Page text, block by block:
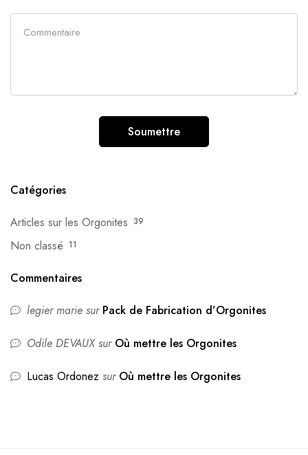
Catégories
Articles sur les Orgonites 39
Non classé 11
Commentaires
legier marie sur Pack de Fabrication d’Orgonites
Odile DEVAUXsur Où mettre les Orgonites
Lucas Ordonez sur Où mettre les Orgonites